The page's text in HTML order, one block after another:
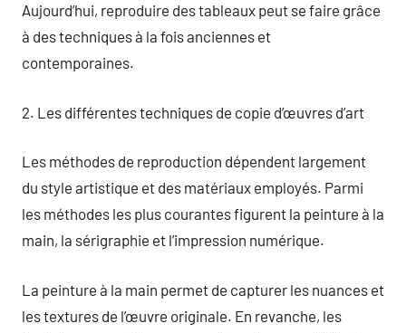
Aujourd’hui, reproduire des tableaux peut se faire grâce
à des techniques à la fois anciennes et
contemporaines.
2. Les différentes techniques de copie d’œuvres d’art
Les méthodes de reproduction dépendent largement
du style artistique et des matériaux employés. Parmi
les méthodes les plus courantes figurent la peinture à la
main, la sérigraphie et l’impression numérique.
La peinture à la main permet de capturer les nuances et
les textures de l’œuvre originale. En revanche, les